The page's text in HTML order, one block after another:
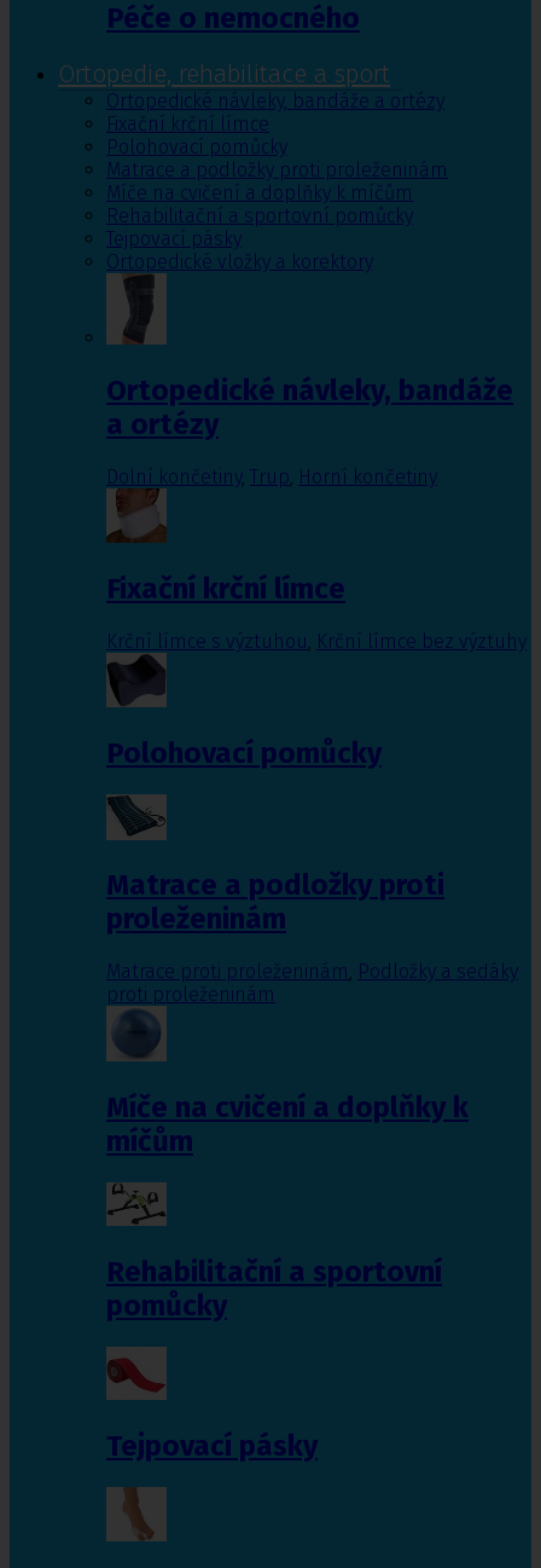
Péče o nemocného
Ortopedie, rehabilitace a sport
Ortopedické návleky, bandáže a ortézy
Fixační krční límce
Polohovací pomůcky
Matrace a podložky proti proleženinám
Míče na cvičení a doplňky k míčům
Rehabilitační a sportovní pomůcky
Tejpovací pásky
Ortopedické vložky a korektory
Ortopedické návleky, bandáže
a ortézy
Dolní končetiny, Trup, Horní končetiny
Fixační krční límce
Krční límce s výztuhou Krční límce bez výztuhy
Polohovací pomůcky
Matrace a podložky proti
proleženinám
Matrace proti proleženinám, Podložky a sedáky
proti proleženinám
Míče na cvičení a doplňky k
míčům
Rehabilitační a sportovní
pomůcky
Tejpovací pásky